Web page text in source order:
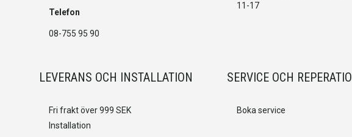
Telefon
08-755 95 90
11-17
LEVERANS OCH INSTALLATION
Fri frakt över 999 SEK
Installation
SERVICE OCH
Boka service